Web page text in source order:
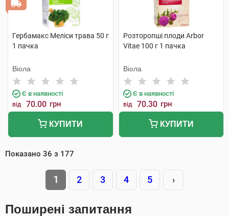
Гербамакс Меліси трава 50 г
1 пачка
Віола
Є в наявності
від 70.00 грн
КУПИТИ
Розторопші плоди Arbor
Vitae 100 г 1 пачка
Віола
Є в наявності
від 70.30 грн
КУПИТИ
Показано 36 з 177
1 2 3 4 5 ›
Поширені запитання